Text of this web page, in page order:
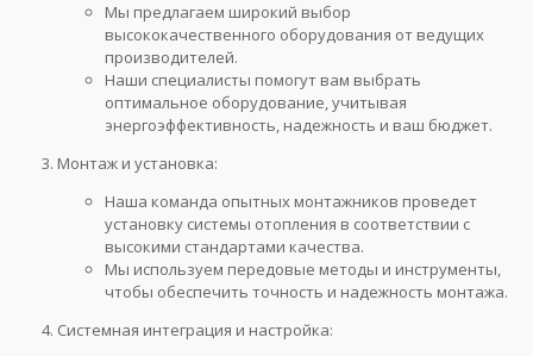
Мы предлагаем широкий выбор
высококачественного оборудования от ведущих
производителей.
Наши специалисты помогут вам выбрать
оптимальное оборудование, учитывая
энергоэффективность, надежность и ваш бюджет.
Монтаж и установка:
Наша команда опытных монтажников проведет
установку системы отопления в соответствии с
высокими стандартами качества.
Мы используем передовые методы и инструменты,
чтобы обеспечить точность и надежность монтажа.
Системная интеграция и настройка: